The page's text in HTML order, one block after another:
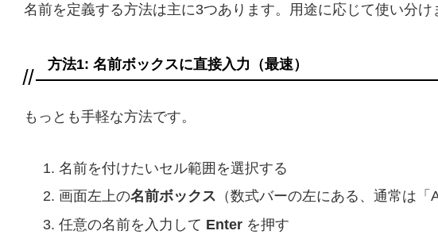
名前を定義する方法は主に3つあります。用途に応じて使い分け
方法1: 名前ボックスに直接入力（最速）
もっとも手軽な方法です。
名前を付けたいセル範囲を選択する
画面左上の名前ボックス （数式バーの左にある、通常は
任意の名前を入力して Enterを押す